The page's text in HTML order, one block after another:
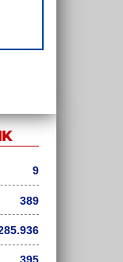
9
389